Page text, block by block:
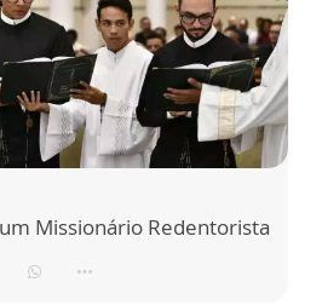
Missionário Redentorista